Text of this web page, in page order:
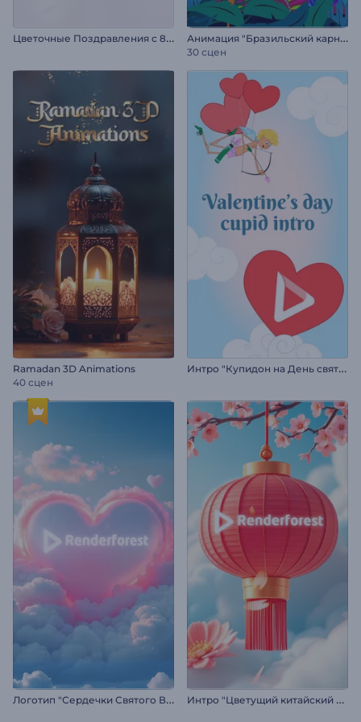
Ц
веточные Поздравления с 8 Марта А
нимация "Бразильский карнавал"
30 сцен
Ramadan 3D Animations
40 сцен
И
нтро "Купидон на День святого Валентина"
Л
оготип "Сердечки Святого Валентина" И
нтро "Цветущий китайский Новый год"